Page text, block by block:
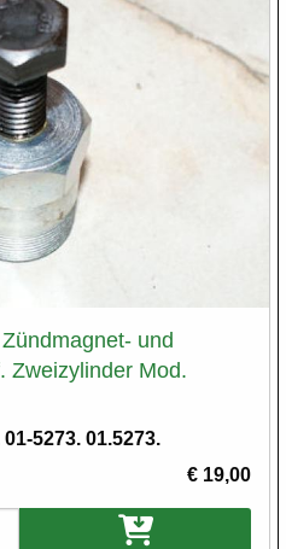
und
Zweizylinder Mod.
5273. 01.5273.
€ 19,00